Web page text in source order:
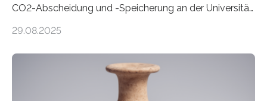
CO2-Abscheidung und -Speicherung an der Universität
von CO2-Emissionen gilt als wichtige Maßnahme zur
Erdatmosphäre, sondern auch das Fangen und
Speichern des Treibhausgases aus der Luft.
Dementsprechend hat auch die aktuelle
29.08.2025